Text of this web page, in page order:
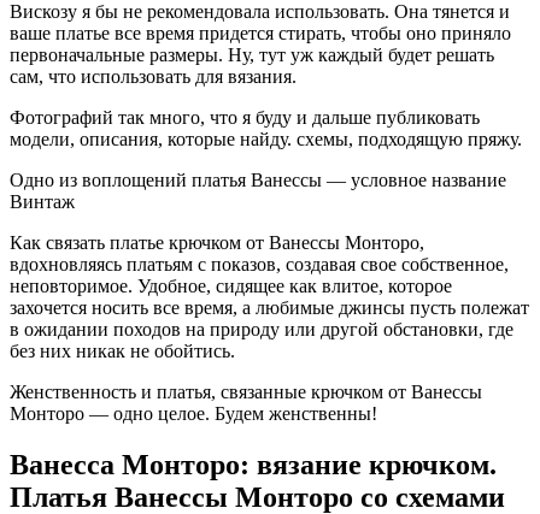
Вискозу я бы не рекомендовала использовать. Она тянется и
ваше платье все время придется стирать, чтобы оно приняло
первоначальные размеры. Ну, тут уж каждый будет решать
сам, что использовать для вязания.
Фотографий так много, что я буду и дальше публиковать
модели, описания, которые найду. схемы, подходящую пряжу.
Одно из воплощений платья Ванессы — условное название
Винтаж
Как связать платье крючком от Ванессы Монторо,
вдохновляясь платьям с показов, создавая свое собственное,
неповторимое. Удобное, сидящее как влитое, которое
захочется носить все время, а любимые джинсы пусть полежат
в ожидании походов на природу или другой обстановки, где
без них никак не обойтись.
Женственность и платья, связанные крючком от Ванессы
Монторо — одно целое. Будем женственны!
Ванесса Монторо: вязание крючком.
Платья Ванессы Монторо со схемами